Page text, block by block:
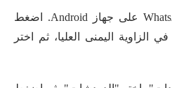
قم بتشغيل WhatsApp على جهاز Android. اضغط
الزاوية اليمنى العليا، ثم اختر